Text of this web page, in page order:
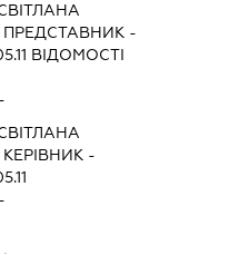
ПРЕДСТАВНИК -
ВІДОМОСТІ
КЕРІВНИК -